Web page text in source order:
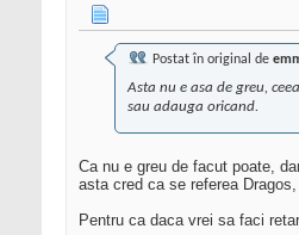
Postat în original de
Asta nu e asa de greu,
sau adauga oricand.
Ca nu e greu de facut poate,
asta cred ca se referea
Pentru ca daca vrei sa faci